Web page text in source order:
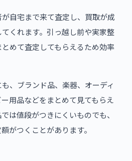
自宅まで来て査定し、買取が成
くれます。引っ越し前や実家整
めて査定してもらえるため効率
、ブランド品、楽器、オーディ
用品などをまとめて見てもらえ
は値段がつきにくいものでも、
がつくことがあります。